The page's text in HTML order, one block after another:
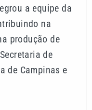
a equipe da
na
produção de
de
de Campinas e